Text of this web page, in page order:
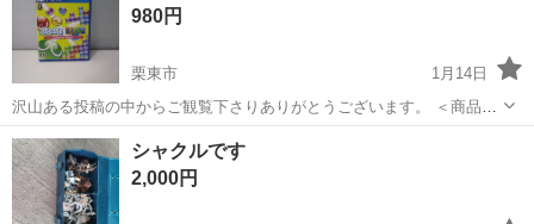
980円
栗東市
1月14日
沢山ある投稿の中からご観覧下さりありがとうございます。 ＜商品に
ついて＞ PS4ソフト ぷよぷよテトリス ＜コンディション＞ ■中古
品 ・パッケージ 多少の傷、汚れあり ...
滋賀 栗東市 テレビゲーム
シャクルです
2,000円